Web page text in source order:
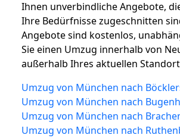
Ihnen unverbindliche Angebote,
Ihre Bedürfnisse zugeschnitten
Angebote sind kostenlos,
Sie einen Umzug innerhalb von
außerhalb Ihres aktuellen
Umzug von München nach
Umzug von München nach
Umzug von München nach
Umzug von München nach